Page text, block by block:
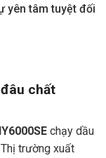
yên tâm tuyệt đối
chất
chạy dầu
trường xuất